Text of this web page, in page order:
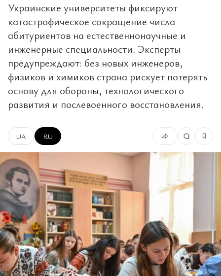
Украинские университеты фиксируют
катастрофическое сокращение числа
абитуриентов на естественнонаучные и
инженерные специальности. Эксперты
предупреждают: без новых инженеров,
физиков и химиков страна рискует потерять
основу для обороны, технологического
развития и послевоенного восстановления.
UA RU